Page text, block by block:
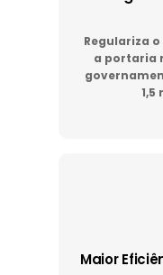
Regulariza
a portaria
1,5
Maior